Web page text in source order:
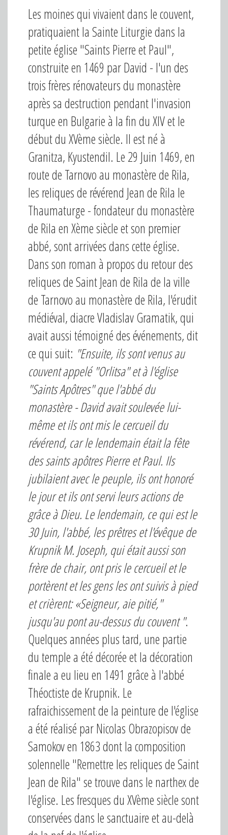
Les moines qui vivaient dans le couvent,
pratiquaient la Sainte Liturgie dans la
petite église "Saints Pierre et Paul",
construite en 1469 par David - l'un des
trois frères rénovateurs du monastère
après sa destruction pendant l'invasion
turque en Bulgarie à la fin du XIV et le
début du XVème siècle. Il est né à
Granitza, Kyustendil. Le 29 Juin 1469, en
route de Tarnovo au monastère de Rila,
les reliques de révérend Jean de Rila le
Thaumaturge - fondateur du monastère
de Rila en Xème siècle et son premier
abbé, sont arrivées dans cette église.
Dans son roman à propos du retour des
reliques de Saint Jean de Rila de la ville
de Tarnovo au monastère de Rila, l'érudit
médiéval, diacre Vladislav Gramatik, qui
avait aussi témoigné des événements, dit
ce qui suit: "Ensuite, ils sont venus au
couvent appelé "Orlitsa" et à l'église
"Saints Apôtres" que l'abbé du
monastère - David avait soulevée lui-
même et ils ont mis le cercueil du
révérend, car le lendemain était la fête
des saints apôtres Pierre et Paul. Ils
jubilaient avec le peuple, ils ont honoré
le jour et ils ont servi leurs actions de
grâce à Dieu. Le lendemain, ce qui est le
30 Juin, l'abbé, les prêtres et l'évêque de
Krupnik M. Joseph, qui était aussi son
frère de chair, ont pris le cercueil et le
portèrent et les gens les ont suivis à pied
et crièrent: «Seigneur, aie pitié,"
jusqu'au pont au-dessus du couvent ".
Quelques années plus tard, une partie
du temple a été décorée et la décoration
finale a eu lieu en 1491 grâce à l'abbé
Théoctiste de Krupnik. Le
rafraichissement de la peinture de l'église
a été réalisé par Nicolas Obrazopisov de
Samokov en 1863 dont la composition
solennelle "Remettre les reliques de Saint
Jean de Rila" se trouve dans le narthex de
l'église. Les fresques du XVème siècle sont
conservées dans le sanctuaire et au-delà